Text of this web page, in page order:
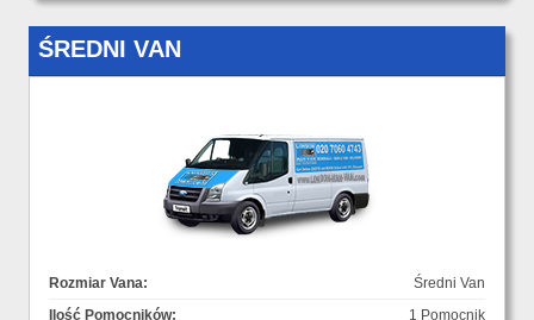
ŚREDNI VAN
Rozmiar Vana:
Średni Van
Ilość Pomocników:
1 Pomocnik